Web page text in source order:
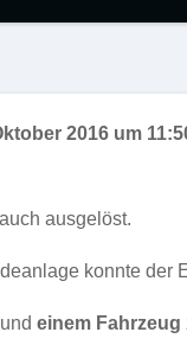
2016 um
ausgelöst.
konnte der
und einem Fahrzeug